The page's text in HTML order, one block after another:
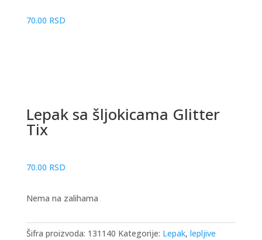
70.00 RSD
Lepak sa šljokicama Glitter
Tix
70.00 RSD
Nema na zalihama
Šifra proizvoda: 131140 Kategorije: Lepak, lepljive